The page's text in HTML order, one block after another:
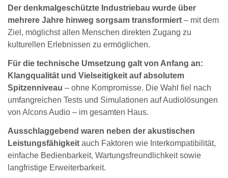
Der denkmalgeschützte Industriebau wurde über
mehrere Jahre hinweg sorgsam transformiert – mit dem
Ziel, möglichst allen Menschen direkten Zugang zu
kulturellen Erlebnissen zu ermöglichen.
Für die technische Umsetzung galt von Anfang an:
Klangqualität und Vielseitigkeit auf absolutem
Spitzenniveau – ohne Kompromisse. Die Wahl fiel nach
umfangreichen Tests und Simulationen auf Audiolösungen
von Alcons Audio – im gesamten Haus.
Ausschlaggebend waren neben der akustischen
Leistungsfähigkeit auch Faktoren wie Interkompatibilität,
einfache Bedienbarkeit, Wartungsfreundlichkeit sowie
langfristige Erweiterbarkeit.